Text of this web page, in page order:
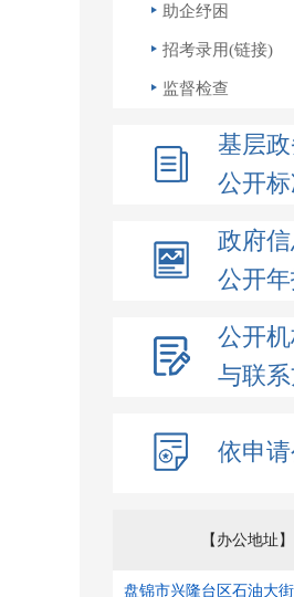
助企纾困
招考录用(链接)
监督检查
基层
公开
政府
公开
公开
与联
依申
【办公地址】
盘锦市兴隆台区石油大街